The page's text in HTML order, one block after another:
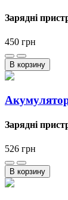
Зарядні
450 грн
В корзину
Зарядні
526 грн
В корзину